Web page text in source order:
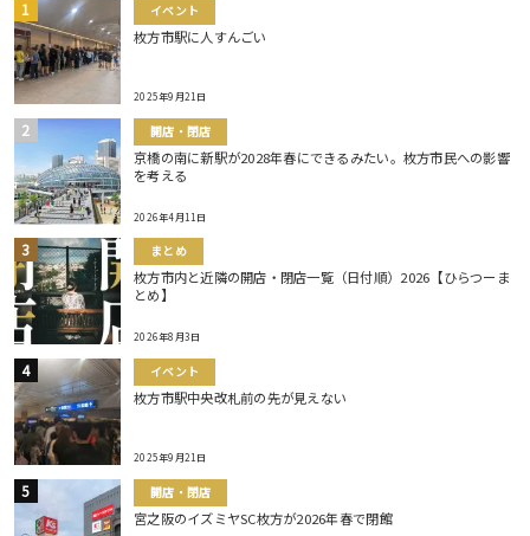
イベント
枚方市駅に人すんごい
2025年9月21日
開店・閉店
京橋の南に新駅が2028年春にできるみたい。枚方市民への影響
を考える
2026年4月11日
まとめ
枚方市内と近隣の開店・閉店一覧（日付順）2026【ひらつーま
とめ】
2026年8月3日
イベント
枚方市駅中央改札前の先が見えない
2025年9月21日
開店・閉店
宮之阪のイズミヤSC枚方が2026年春で閉館